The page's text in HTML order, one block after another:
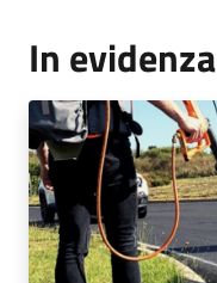
In evidenza